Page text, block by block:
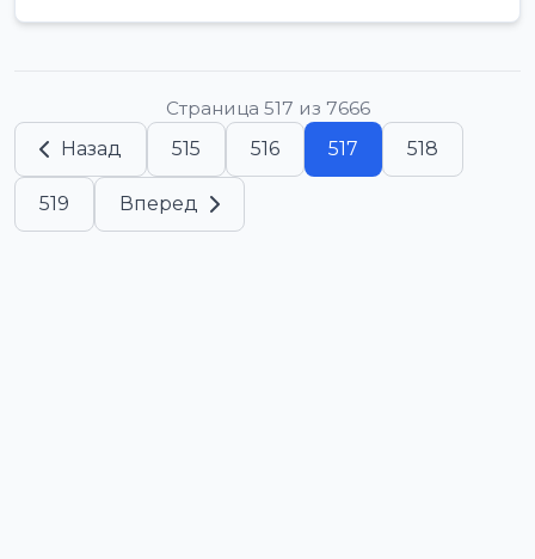
Страница 517 из 7666
Назад
515 516 517 518
519 Вперед